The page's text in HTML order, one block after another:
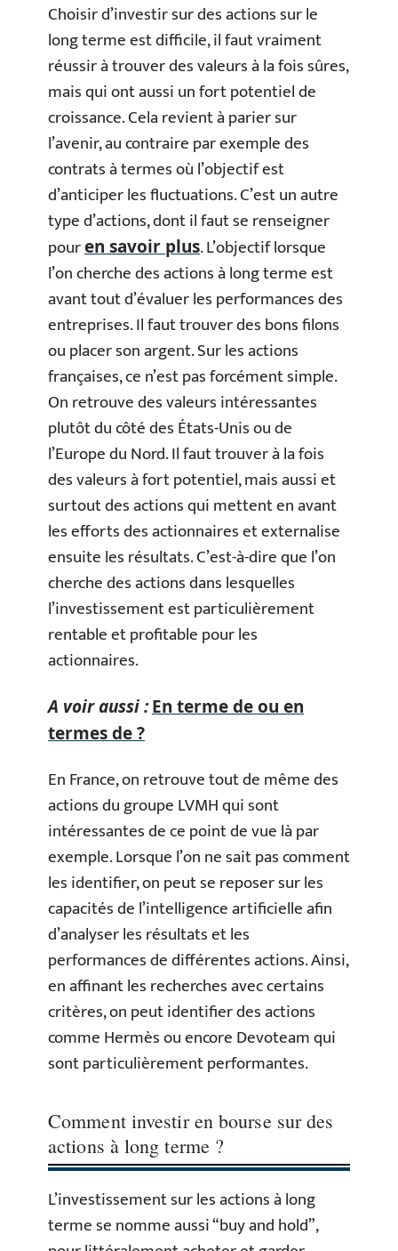
Choisir d’investir sur des actions sur le
long terme est difficile, il faut vraiment
réussir à trouver des valeurs à la fois sûres,
mais qui ont aussi un fort potentiel de
croissance. Cela revient à parier sur
l’avenir, au contraire par exemple des
contrats à termes où l’objectif est
d’anticiper les fluctuations. C’est un autre
type d’actions, dont il faut se renseigner
pouren savoir plus. L’objectif lorsque
l’on cherche des actions à long terme est
avant tout d’évaluer les performances des
entreprises. Il faut trouver des bons filons
ou placer son argent. Sur les actions
françaises, ce n’est pas forcément simple.
On retrouve des valeurs intéressantes
plutôt du côté des États-Unis ou de
l’Europe du Nord. Il faut trouver à la fois
des valeurs à fort potentiel, mais aussi et
surtout des actions qui mettent en avant
les efforts des actionnaires et externalise
ensuite les résultats. C’est-à-dire que l’on
cherche des actions dans lesquelles
l’investissement est particulièrement
rentable et profitable pour les
actionnaires.
A voir aussi :En terme de ou en
termes de ?
En France, on retrouve tout de même des
actions du groupe LVMH qui sont
intéressantes de ce point de vue là par
exemple. Lorsque l’on ne sait pas comment
les identifier, on peut se reposer sur les
capacités de l’intelligence artificielle afin
d’analyser les résultats et les
performances de différentes actions. Ainsi,
en affinant les recherches avec certains
critères, on peut identifier des actions
comme Hermès ou encore Devoteam qui
sont particulièrement performantes.
Comment investir en bourse sur des
actions à long terme ?
L’investissement sur les actions à long
terme se nomme aussi “buy and hold”,